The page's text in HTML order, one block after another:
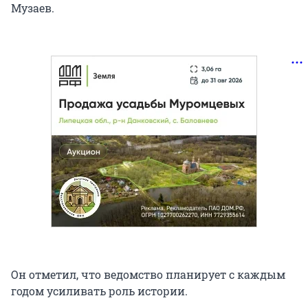
Музаев.
Он отметил, что ведомство планирует с каждым
годом усиливать роль истории.